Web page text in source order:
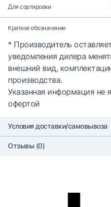
Для сортировки
Краткое обозначение
* Производитель
уведомления дилера
внешний вид,
производства.
Указанная информация не
офертой
Условия доставки/самовывоза
Отзывы (0)